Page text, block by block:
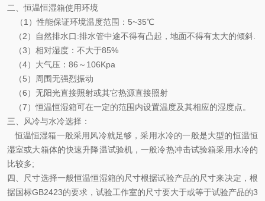
二、恒温恒湿箱使用环境
（1）性能保证环境温度范围：5~35℃
（2）自然排水口:排水管中途不得有凸起，地面不得有太大的倾斜.
（3）相对湿度：不大于85%
（4）大气压：86～106Kpa
（5）周围无强烈振动
（6）无阳光直接照射或其它热源直接照射
（7）恒温恒湿箱可在一定的范围内设置温度及其相应的湿度点。
三、风冷与水冷选择：
恒温恒湿箱一般采用风冷就足够，采用水冷的一般是大型的恒温恒
湿室或大箱体的快速升降温试验机，一般冷热冲击试验箱采用水冷的
比较多;
四、尺寸选择一般恒温恒湿箱的尺寸根据试验产品的尺寸来决定，根
据国标GB2423的要求，试验工作室的尺寸要大于或等于试验产品的3